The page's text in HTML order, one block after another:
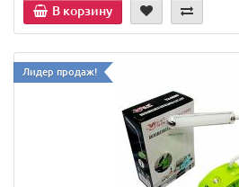
В корзину
Лидер продаж!